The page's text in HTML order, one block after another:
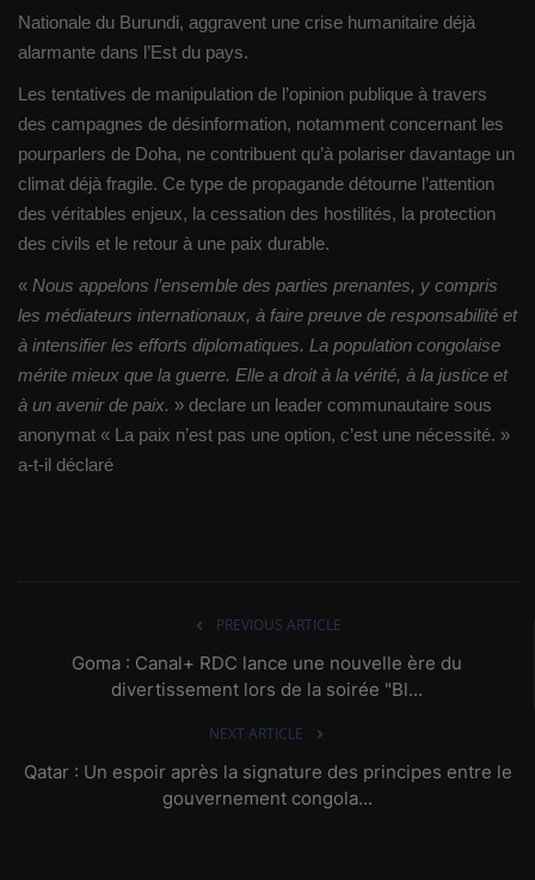
Nationale du Burundi, aggravent une crise humanitaire déjà
alarmante dans l’Est du pays.
Les tentatives de manipulation de l’opinion publique à travers
des campagnes de désinformation, notamment concernant les
pourparlers de Doha, ne contribuent qu’à polariser davantage un
climat déjà fragile. Ce type de propagande détourne l’attention
des véritables enjeux, la cessation des hostilités, la protection
des civils et le retour à une paix durable.
« Nous appelons l’ensemble des parties prenantes, y compris
les médiateurs internationaux, à faire preuve de responsabilité et
à intensifier les efforts diplomatiques. La population congolaise
mérite mieux que la guerre. Elle a droit à la vérité, à la justice et
à un avenir de paix. » declare un leader communautaire sous
anonymat « La paix n’est pas une option, c’est une nécessité. »
a-t-il déclaré
PREVIOUS ARTICLE
Goma : Canal+ RDC lance une nouvelle ère du
divertissement lors de la soirée "Bl...
NEXT ARTICLE
Qatar : Un espoir après la signature des principes entre le
gouvernement congola...